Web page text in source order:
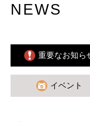
NEWS
重要なお知ら
イベント